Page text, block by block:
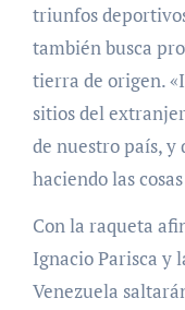
triunfos
también busca
tierra de origen.
sitios del
de nuestro país, y
haciendo las
Con la raqueta
Ignacio Parisca y
Venezuela